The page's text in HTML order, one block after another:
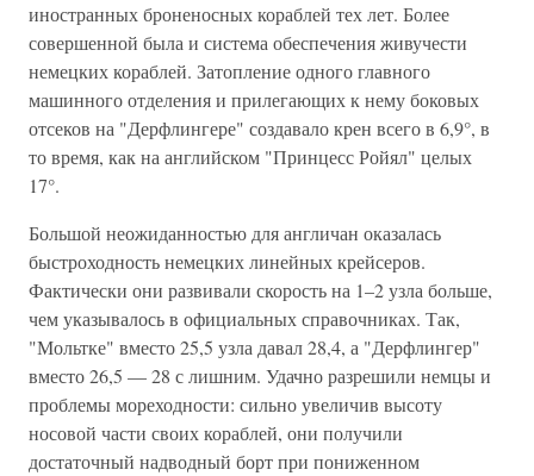
иностранных броненосных кораблей тех лет. Более
совершенной была и система обеспечения живучести
немецких кораблей. Затопление одного главного
машинного отделения и прилегающих к нему боковых
отсеков на "Дерфлингере" создавало крен всего в 6,9°, в
то время, как на английском "Принцесс Ройял" целых
17°.
Большой неожиданностью для англичан оказалась
быстроходность немецких линейных крейсеров.
Фактически они развивали скорость на 1–2 узла больше,
чем указывалось в официальных справочниках. Так,
"Мольтке" вместо 25,5 узла давал 28,4, а "Дерфлингер"
вместо 26,5 — 28 с лишним. Удачно разрешили немцы и
проблемы мореходности: сильно увеличив высоту
носовой части своих кораблей, они получили
достаточный надводный борт при пониженном